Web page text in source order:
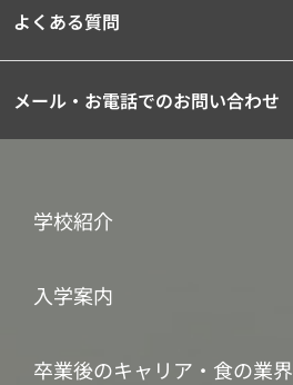
よくある質問
メール・お電話でのお問い合わせ
学校紹介
入学案内
卒業後のキャリア・食の業界